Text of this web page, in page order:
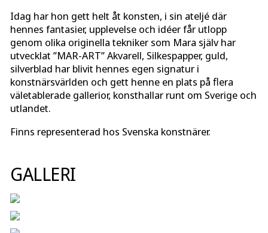
Idag har hon gett helt åt konsten, i sin ateljé där
hennes fantasier, upplevelse och idéer får utlopp
genom olika originella tekniker som Mara själv har
utvecklat ”MAR-ART” Akvarell, Silkespapper, guld,
silverblad har blivit hennes egen signatur i
konstnärsvärlden och gett henne en plats på flera
väletablerade gallerior, konsthallar runt om Sverige och
utlandet.
Finns representerad hos Svenska konstnärer.
GALLERI